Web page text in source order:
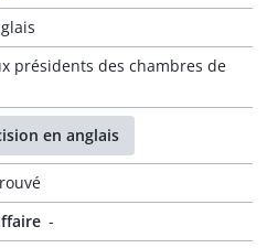
présidents des chambres de
en anglais
-